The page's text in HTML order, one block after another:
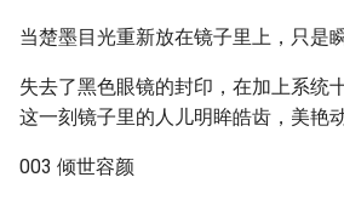
当楚墨目光重新放在镜子里上，只是
失去了黑色眼镜的封印，在加上系统
这一刻镜子里的人儿明眸皓齿，美艳
003 倾世容颜